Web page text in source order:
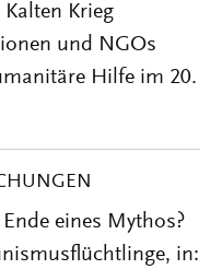
Krieg
und NGOs
Hilfe im 20.
eines Mythos?
in: